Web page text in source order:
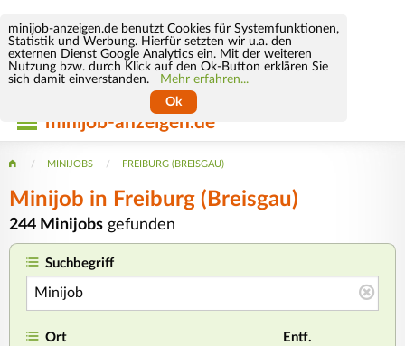
minijob-anzeigen.de benutzt Cookies für Systemfunktionen,
Statistik und Werbung. Hierfür setzten wir u.a. den
externen Dienst Google Analytics ein. Mit der weiteren
Nutzung bzw. durch Klick auf den Ok-Button erklären Sie
sich damit einverstanden.
Mehr erfahren...
Ok
minijob-anzeigen.de
MINIJOBS FREIBURG (BREISGAU)
Minijob in Freiburg (Breisgau)
244 Minijobs gefunden
Suchbegriff
Ort Entf.